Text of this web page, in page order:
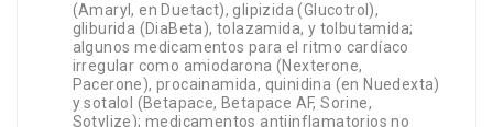
(Amaryl, en Duetact), glipizida (Glucotrol),
gliburida (DiaBeta), tolazamida, y tolbutamida;
algunos medicamentos para el ritmo cardíaco
irregular como amiodarona (Nexterone,
Pacerone), procainamida, quinidina (en Nuedexta)
y sotalol (Betapace, Betapace AF, Sorine,
Sotylize); medicamentos antiinflamatorios no